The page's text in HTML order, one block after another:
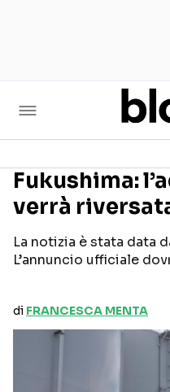
Fukushima:
verrà
La notizia è stata data
L’annuncio ufficiale
di FRANCESCA MENTA